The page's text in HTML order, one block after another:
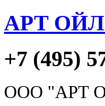
АРТ
+7 (495)
ООО "АРТ